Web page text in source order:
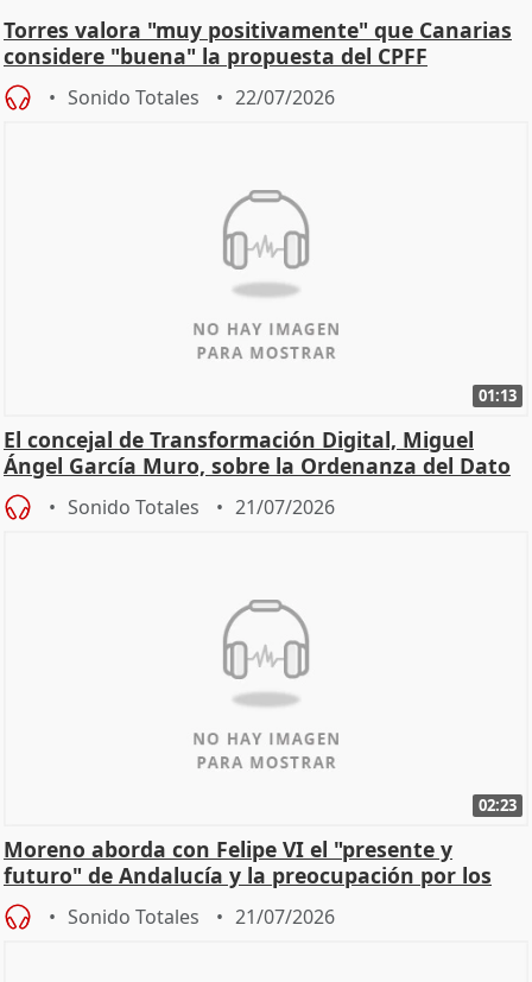
Torres valora "muy positivamente" que Canarias
considere "buena" la propuesta del CPFF
Sonido Totales 22/07/2026
01:13
El concejal de Transformación Digital, Miguel
Ángel García Muro, sobre la Ordenanza del Dato
Sonido Totales 21/07/2026
02:23
Moreno aborda con Felipe VI el "presente y
futuro" de Andalucía y la preocupación por los
incendios
Sonido Totales 21/07/2026